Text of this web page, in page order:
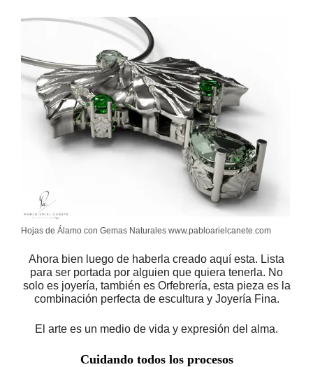
Hojas de Álamo con Gemas Naturales www.pabloarielcanete.com
Ahora bien luego de haberla creado aquí esta. Lista
para ser portada por alguien que quiera tenerla. No
solo es joyería, también es Orfebrería, esta pieza es la
combinación perfecta de escultura y Joyería Fina.
El arte es un medio de vida y expresión del alma.
Cuidando todos los procesos